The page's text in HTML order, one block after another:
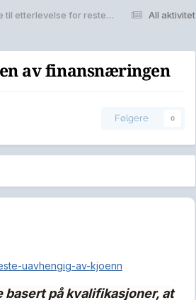
All aktivitet
Oljefondet og Nicolai Tangen - et forbilde til etterlevelse for resten av finansnæringen
av finansnæringen
Følgere 0
uavhengig-av-kjoenn
på kvalifikasjoner, at